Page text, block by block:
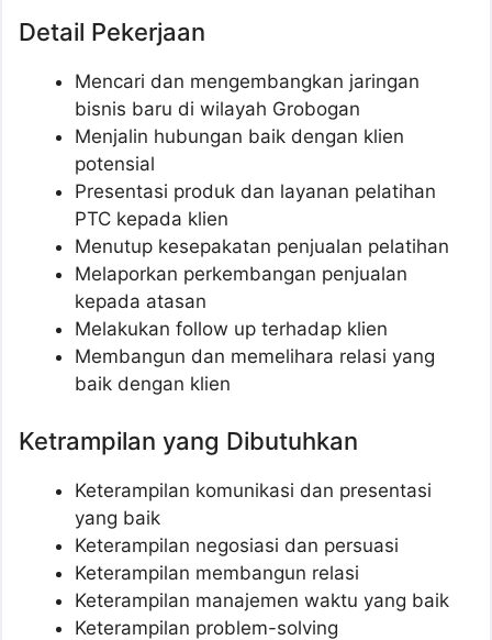
Detail Pekerjaan
Mencari dan mengembangkan jaringan
bisnis baru di wilayah Grobogan
Menjalin hubungan baik dengan klien
potensial
Presentasi produk dan layanan pelatihan
PTC kepada klien
Menutup kesepakatan penjualan pelatihan
Melaporkan perkembangan penjualan
kepada atasan
Melakukan follow up terhadap klien
Membangun dan memelihara relasi yang
baik dengan klien
Ketrampilan yang Dibutuhkan
Keterampilan komunikasi dan presentasi
yang baik
Keterampilan negosiasi dan persuasi
Keterampilan membangun relasi
Keterampilan manajemen waktu yang baik
Keterampilan problem-solving